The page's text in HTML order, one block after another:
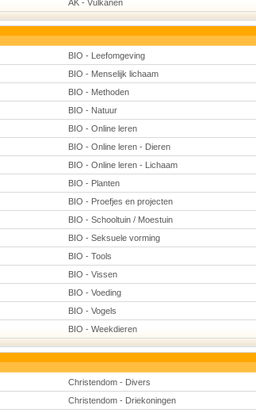
AK - Vulkanen
BIO - Leefomgeving
BIO - Menselijk lichaam
BIO - Methoden
BIO - Natuur
BIO - Online leren
BIO - Online leren - Dieren
BIO - Online leren - Lichaam
BIO - Planten
BIO - Proefjes en projecten
BIO - Schooltuin / Moestuin
BIO - Seksuele vorming
BIO - Tools
BIO - Vissen
BIO - Voeding
BIO - Vogels
BIO - Weekdieren
Christendom - Divers
Christendom - Driekoningen